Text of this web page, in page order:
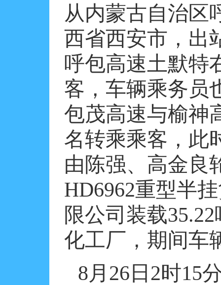
从内蒙古自治区
西省西安市，出
呼包高速土默特
客，车辆乘务员
包茂高速与榆神
名转乘乘客，此
由陈强、高金良
HD6962重型半
限公司装载35.22
化工厂，期间车
8月 26 日 2时15